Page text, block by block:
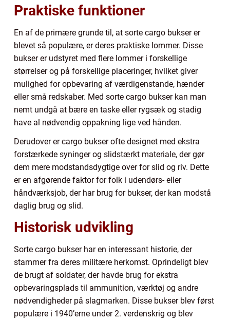
Praktiske funktioner
En af de primære grunde til, at sorte cargo bukser er
blevet så populære, er deres praktiske lommer. Disse
bukser er udstyret med flere lommer i forskellige
størrelser og på forskellige placeringer, hvilket giver
mulighed for opbevaring af værdigenstande, hænder
eller små redskaber. Med sorte cargo bukser kan man
nemt undgå at bære en taske eller rygsæk og stadig
have al nødvendig oppakning lige ved hånden.
Derudover er cargo bukser ofte designet med ekstra
forstærkede syninger og slidstærkt materiale, der gør
dem mere modstandsdygtige over for slid og riv. Dette
er en afgørende faktor for folk i udendørs- eller
håndværksjob, der har brug for bukser, der kan modstå
daglig brug og slid.
Historisk udvikling
Sorte cargo bukser har en interessant historie, der
stammer fra deres militære herkomst. Oprindeligt blev
de brugt af soldater, der havde brug for ekstra
opbevaringsplads til ammunition, værktøj og andre
nødvendigheder på slagmarken. Disse bukser blev først
populære i 1940’erne under 2. verdenskrig og blev